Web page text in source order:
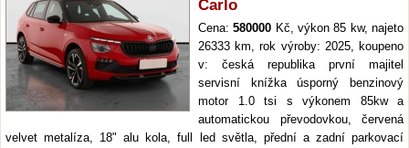
Carlo
Cena:580000 Kč, výkon 85 kw, najeto
26333 km, rok výroby: 2025, koupeno
v: česká republika první majitel
servisní knížka úsporný benzinový
motor 1.0 tsi s výkonem 85kw a
automatickou převodovkou, červená
velvet metalíza, 18" alu kola, full led světla, přední a zadní parkovací